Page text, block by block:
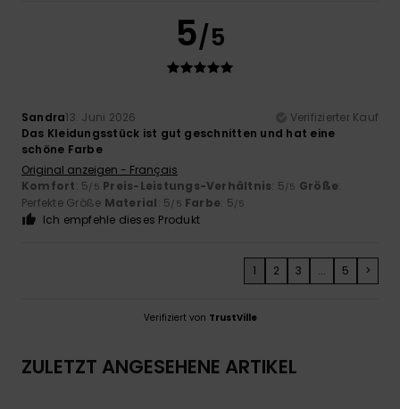
5/5
Sandra13. Juni 2026
Verifizierter Kauf
Das Kleidungsstück ist gut geschnitten und hat eine
schöne Farbe
Original anzeigen - Français
Komfort: 5/5 Preis-Leistungs-Verhältnis: 5/5 Größe:
Perfekte Größe Material: 5/5 Farbe: 5/5
Ich empfehle dieses Produkt
1 2 3 ... 5 >
Verifiziert von TrustVille
ZULETZT ANGESEHENE ARTIKEL